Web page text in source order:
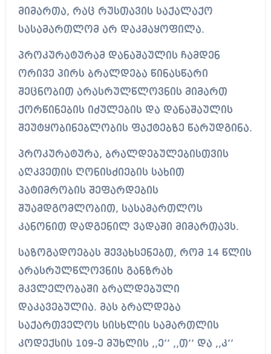
მიმართა, რაც რუსთავის საქალაქო
სასამართლომ არ დაკმაყოფილა.
პროკურატურამ დანაშაულის ჩამდენ
ორივე პირს ბრალდება წინასწარი
შეცნობით არასრულწლოვნის მიმართ
ქორწინების იძულების და დანაშაულის
შეუტყობინებლობის ფაქტებზე წარუდგინა.
პროკურატურა, ბრალდებულებისთვის
აღკვეთის ღონისძიების სახით
პატიმრობის შეფარდების
შუამდგომლობით, სასამართლოს
კანონით დადგენილ ვადაში მიმართავს.
საზოგადოებას შევახსენებთ, რომ 14 წლის
არასრულწლოვნის განზრახ
მკვლელობაში ბრალდებული
დაკავებულია. მას ბრალდება
საქართველოს სისხლის სამართლის
კოდექსის 109-ე მუხლის ,,ე’’ ,,თ’’ და ,,კ’’